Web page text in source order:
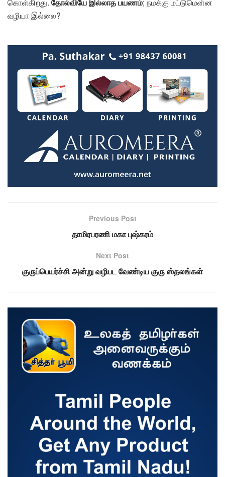
வழியா இல்லை?
Previous Post
தாமிரபரணி மகா புஷ்கரம்
Next Post
குருப்பெயர்ச்சி அன்று வழிபட வேண்டிய குரு ஸ்தலங்கள்